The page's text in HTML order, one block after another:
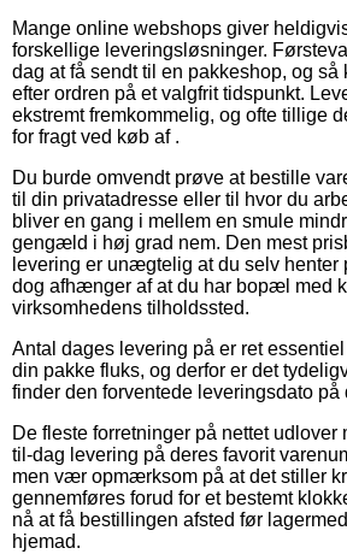
Mange online webshops giver
forskellige leveringsløsninger.
dag at få sendt til en pakkeshop, og så
efter ordren på et valgfrit tidspunkt.
ekstremt fremkommelig, og ofte tillige
for fragt ved køb af .
Du burde omvendt prøve at bestille
til din privatadresse eller til hvor du
bliver en gang i mellem en smule
gengæld i høj grad nem. Den mest
levering er unægtelig at du selv henter
dog afhænger af at du har bopæl med
virksomhedens tilholdssted.
Antal dages levering på er ret
din pakke fluks, og derfor er det
finder den forventede leveringsdato på
De fleste forretninger på nettet udlover
til-dag levering på deres favorit
men vær opmærksom på at det stiller
gennemføres forud for et bestemt
nå at få bestillingen afsted før
hjemad.